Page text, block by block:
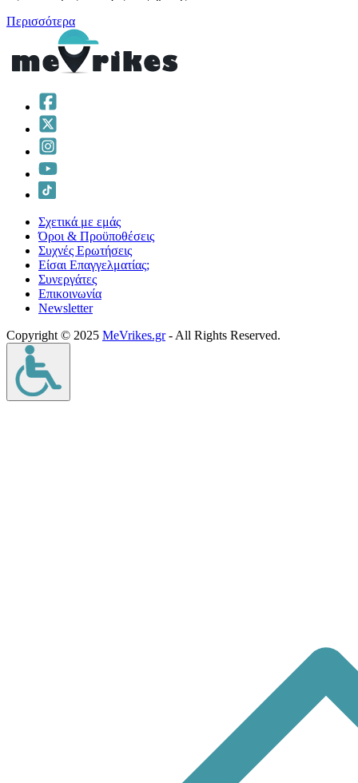
Περισσότερα
Σχετικά με εμάς
Όροι & Προϋποθέσεις
Συχνές Ερωτήσεις
Είσαι Επαγγελματίας;
Συνεργάτες
Επικοινωνία
Νewsletter
Copyright © 2025 MeVrikes.gr- All Rights Reserved.